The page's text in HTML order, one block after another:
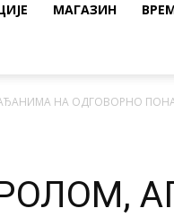
МАГАЗИН
НА ОДГОВОРНО